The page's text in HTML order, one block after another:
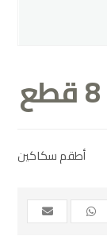
أطقم سكاكين